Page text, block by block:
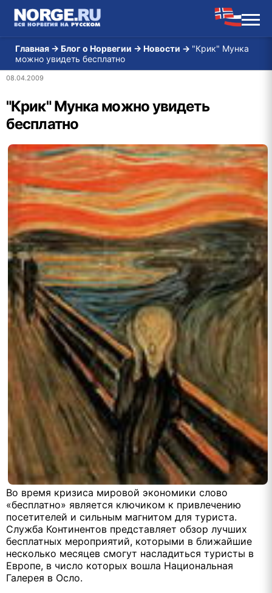
Главная → Блог о Норвегии → Новости → "Крик" Мунка
можно увидеть бесплатно
08.04.2009
"Крик" Мунка можно увидеть
бесплатно
Во время кризиса мировой экономики слово
«бесплатно» является ключиком к привлечению
посетителей и сильным магнитом для туриста.
Служба Континентов представляет обзор лучших
бесплатных мероприятий, которыми в ближайшие
несколько месяцев смогут насладиться туристы в
Европе, в число которых вошла Национальная
Галерея в Осло.